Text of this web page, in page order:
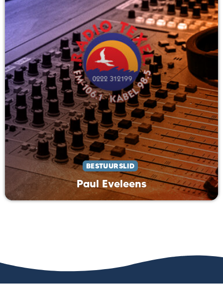
BESTUURSLID
Paul Eveleens